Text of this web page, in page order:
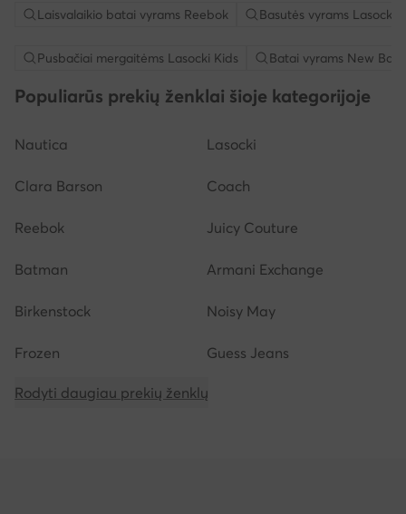
Laisvalaikio batai vyrams Reebok Basutės vyrams Lasocki
Pusbačiai mergaitėms Lasocki Kids Batai vyrams New
Populiarūs prekių ženklai šioje kategorijoje
Nautica Lasocki
Clara Barson Coach
Reebok Juicy Couture
Batman Armani Exchange
Birkenstock Noisy May
Frozen Guess Jeans
Rodyti daugiau prekių ženklų